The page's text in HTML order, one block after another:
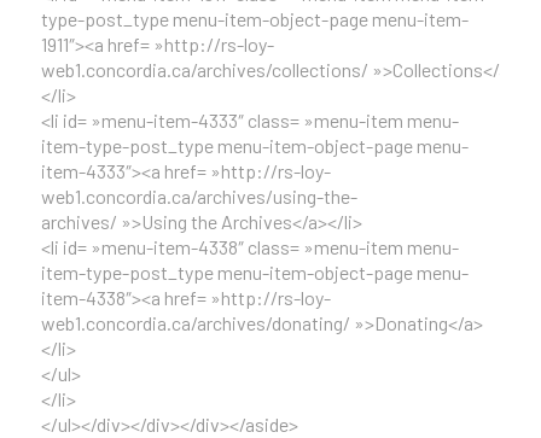
type-post_type menu-item-object-page menu-item-
1911″><a href= »http://rs-loy-
web1.concordia.ca/archives/collections/ »>Collections</a>
</li>
<li id= »menu-item-4333″ class= »menu-item menu-
item-type-post_type menu-item-object-page menu-
item-4333″><a href= »http://rs-loy-
web1.concordia.ca/archives/using-the-
archives/ »>Using the Archives</a></li>
<li id= »menu-item-4338″ class= »menu-item menu-
item-type-post_type menu-item-object-page menu-
item-4338″><a href= »http://rs-loy-
web1.concordia.ca/archives/donating/ »>Donating</a>
</li>
</ul>
</li>
</ul></div></div></div></aside>